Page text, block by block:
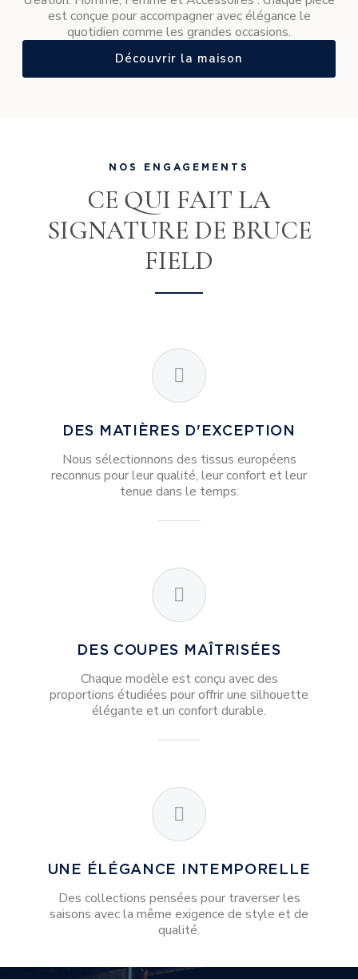
est conçue pour accompagner avec élégance le
quotidien comme les grandes occasions.
Découvrir la maison
NOS ENGAGEMENTS
CE QUI FAIT LA
SIGNATURE DE BRUCE
FIELD
DES MATIÈRES D'EXCEPTION
Nous sélectionnons des tissus européens
reconnus pour leur qualité, leur confort et leur
tenue dans le temps.
DES COUPES MAÎTRISÉES
Chaque modèle est conçu avec des
proportions étudiées pour offrir une silhouette
élégante et un confort durable.
UNE ÉLÉGANCE INTEMPORELLE
Des collections pensées pour traverser les
saisons avec la même exigence de style et de
qualité.